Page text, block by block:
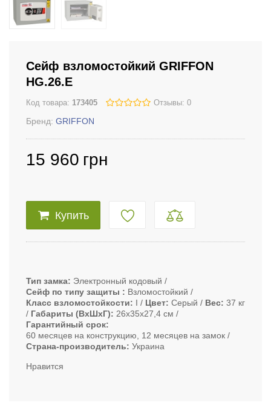
Сейф взломостойкий GRIFFON
HG.26.E
Код товара: 173405 Отзывы: 0
Бренд: GRIFFON
15 960 грн
Купить
Тип замка
Электронный кодовый
Сейф по типу защиты
Взломостойкий
Класс взломостойкости
I Цвет Серый Вес 37 кг
Габариты (ВxШxГ)
26х35х27,4 см
Гарантийный срок
60 месяцев на конструкцию, 12 месяцев на замок
Страна-производитель
Украина
Нравится